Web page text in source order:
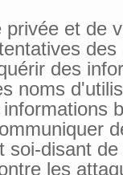
privée et de
des
des
noms
soi-disant
les